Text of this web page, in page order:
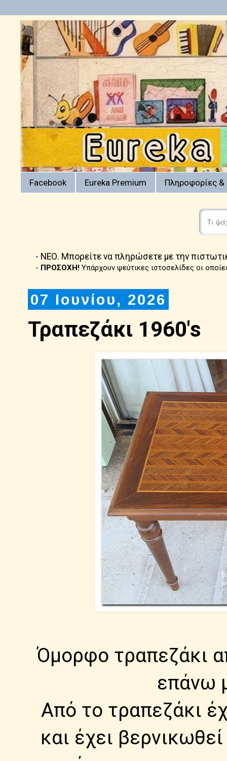
Facebook Eureka Premium Πληροφορίες &
- ΝΕΟ. Μπορείτε να πληρώσετε με την
- ΠΡΟΣΟΧΗ! Υπάρχουν ψεύτικες ιστοσελίδες οι
07 Ιουνίου, 2026
Τραπεζάκι 1960's
Όμορφο τραπεζάκι
επάνω
Από το τραπεζάκι
και έχει